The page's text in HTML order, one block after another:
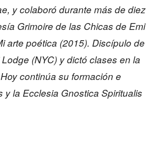
y colaboró durante más de diez
Grimoire de las Chicas de Emi
arte poética (2015). Discípulo de
(NYC) y dictó clases en la
continúa su formación e
la Ecclesia Gnostica Spiritualis